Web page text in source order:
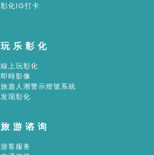
彰化IG打卡
玩乐彰化
線上玩彰化
即時影像
旅遊人潮警示燈號系統
发现彰化
旅游谘询
游客服务